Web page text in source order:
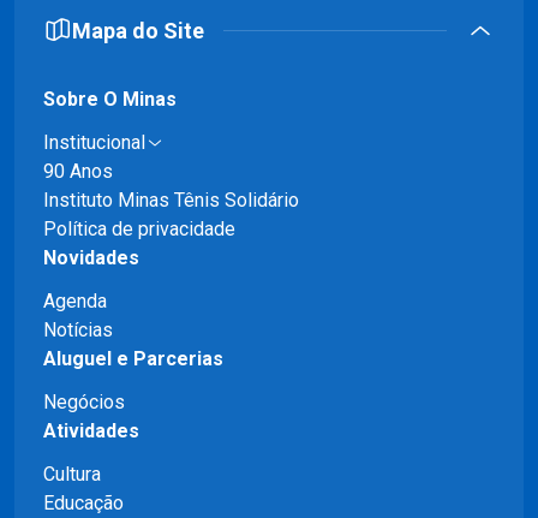
Mapa do Site
Sobre O Minas
Institucional
90 Anos
Instituto Minas Tênis Solidário
Política de privacidade
Novidades
Agenda
Notícias
Aluguel e Parcerias
Negócios
Atividades
Cultura
Educação